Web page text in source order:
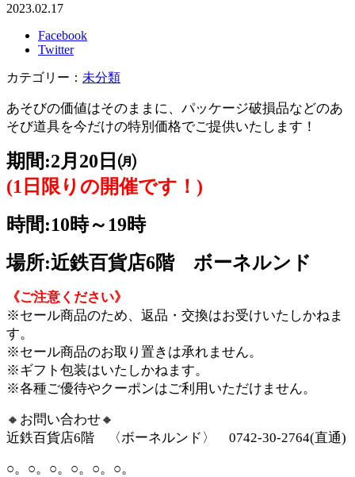
2023.02.17
Facebook
Twitter
カテゴリー： 未分類
あそびの価値はそのままに、 パッケージ破損品などのあ
そび道具を今だけの特別価格でご提供いたします！
期間:2月20日㈪
(1日限りの開催です！)
時間:10時～19時
場所:近鉄百貨店6階 ボーネルンド
《ご注意ください》
※セール商品のため、返品・交換はお受けいたしかねま
す。
※セール商品のお取り置きは承れません。
※ギフト包装はいたしかねます。
※各種ご優待やクーポンはご利用いただけません。
🔸お問い合わせ🔸
近鉄百貨店6階 〈ボーネルンド〉 0742-30-2764(直通)
○。○。○。○。○。○。